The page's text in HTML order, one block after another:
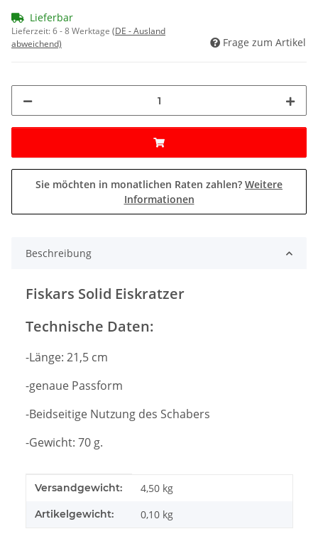
Lieferbar
Lieferzeit:6 - 8 Werktage (DE - Ausland
abweichend)
Frage zum Artikel
Sie möchten in monatlichen Raten zahlen? Weitere
Informationen
Beschreibung
Fiskars Solid Eiskratzer
Technische Daten:
-Länge: 21,5 cm
-genaue Passform
-Beidseitige Nutzung des Schabers
-Gewicht: 70 g.
Produkteigenschaft
Wert
Versandgewicht: 4,50 kg
Artikelgewicht: 0,10 kg